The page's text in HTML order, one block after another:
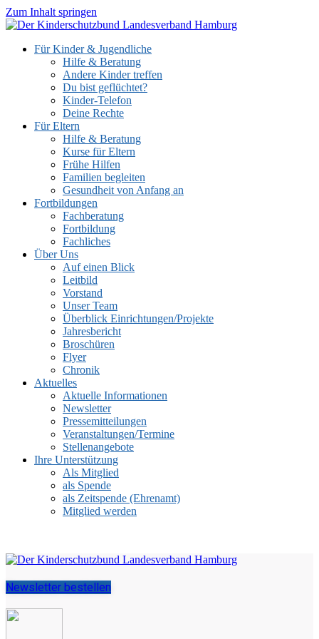
Zum Inhalt springen
Für Kinder & Jugendliche
Hilfe & Beratung
Andere Kinder treffen
Du bist geflüchtet?
Kinder-Telefon
Deine Rechte
Für Eltern
Hilfe & Beratung
Kurse für Eltern
Frühe Hilfen
Familien begleiten
Gesundheit von Anfang an
Fortbildungen
Fachberatung
Fortbildung
Fachliches
Über Uns
Auf einen Blick
Leitbild
Vorstand
Unser Team
Überblick Einrichtungen/Projekte
Jahresbericht
Broschüren
Flyer
Chronik
Aktuelles
Aktuelle Informationen
Newsletter
Pressemitteilungen
Veranstaltungen/Termine
Stellenangebote
Ihre Unterstützung
Als Mitglied
als Spende
als Zeitspende (Ehrenamt)
Mitglied werden
Newsletter bestellen